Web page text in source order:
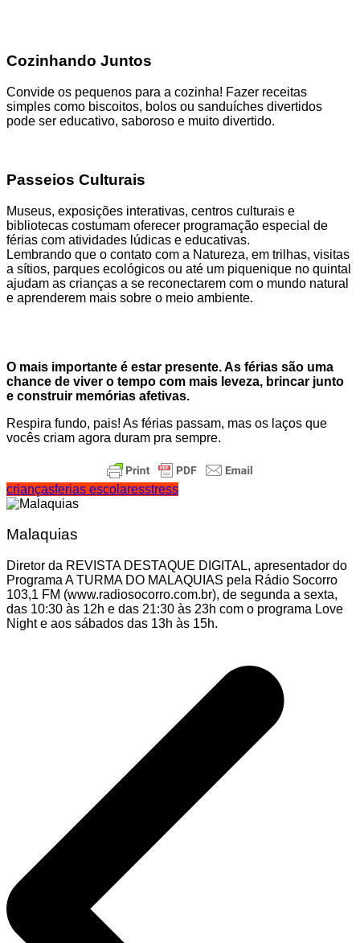
Cozinhando Juntos
Convide os pequenos para a cozinha! Fazer receitas
simples como biscoitos, bolos ou sanduíches divertidos
pode ser educativo, saboroso e muito divertido.
Passeios Culturais
Museus, exposições interativas, centros culturais e
bibliotecas costumam oferecer programação especial de
férias com atividades lúdicas e educativas.
Lembrando que o contato com a Natureza, em trilhas, visitas
a sítios, parques ecológicos ou até um piquenique no quintal
ajudam as crianças a se reconectarem com o mundo natural
e aprenderem mais sobre o meio ambiente.
O mais importante é estar presente. As férias são uma
chance de viver o tempo com mais leveza, brincar junto
e construir memórias afetivas.
Respira fundo, pais! As férias passam, mas os laços que
vocês criam agora duram pra sempre.
criançasferias escolaresstress
Malaquias
Diretor da REVISTA DESTAQUE DIGITAL, apresentador do
Programa A TURMA DO MALAQUIAS pela Rádio Socorro
103,1 FM (www.radiosocorro.com.br), de segunda a sexta,
das 10:30 às 12h e das 21:30 às 23h com o programa Love
Night e aos sábados das 13h às 15h.